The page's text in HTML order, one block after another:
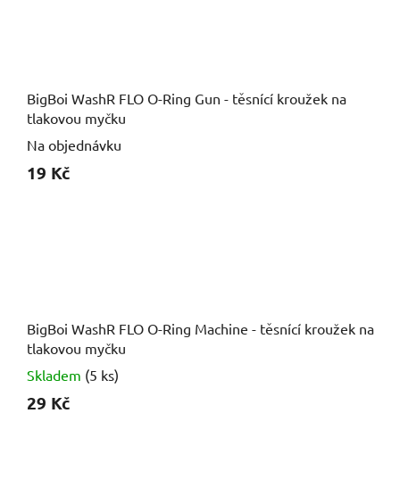
BigBoi WashR FLO O-Ring Gun - těsnící kroužek na
tlakovou myčku
Na objednávku
19 Kč
BigBoi WashR FLO O-Ring Machine - těsnící kroužek na
tlakovou myčku
Skladem (5 ks)
29 Kč